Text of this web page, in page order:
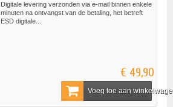
Digitale levering verzonden via e-mail binnen enkele
minuten na ontvangst van de betaling, het betreft
ESD digitale...
€ 49,90
Voeg toe aan